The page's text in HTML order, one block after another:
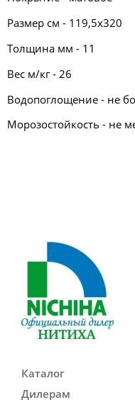
Размер см - 119,5х320
Толщина мм - 11
Вес м/кг - 26
Водопоглощение - не
Морозостойкость - не
Каталог
Дилерам